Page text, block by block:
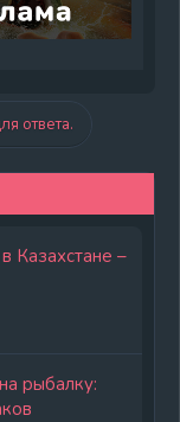
ответа.
Казахстане –
рыбалку: